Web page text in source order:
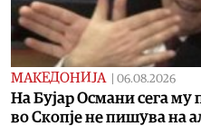
МАКЕДОНИЈА | 06.08.2026
На Бујар Османи сега
во Скопје не пишува на